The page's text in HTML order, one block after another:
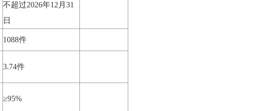
不超过2026年12月31
日
1088件
3.74件
≥95%